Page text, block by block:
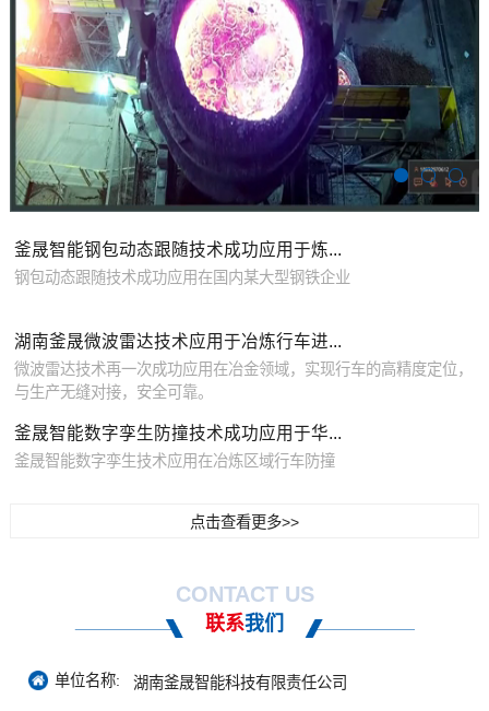
釜晟智能钢包动态跟随技术成功应用于炼...
钢包动态跟随技术成功应用在国内某大型钢铁企业
湖南釜晟微波雷达技术应用于冶炼行车进...
微波雷达技术再一次成功应用在冶金领域，实现行车的高精度定位，
与生产无缝对接，安全可靠。
釜晟智能数字孪生防撞技术成功应用于华...
釜晟智能数字孪生技术应用在冶炼区域行车防撞
点击查看更多>>
CONTACT US
联系我们
单位名称: 湖南釜晟智能科技有限责任公司